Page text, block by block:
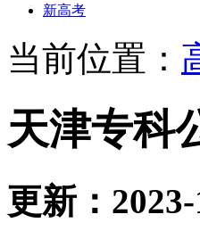
新高考
当前位置：
天津专科
更新：